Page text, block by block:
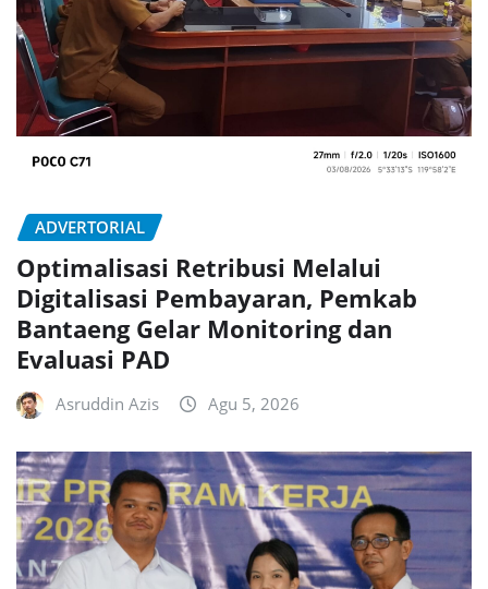
ADVERTORIAL
Optimalisasi Retribusi Melalui
Digitalisasi Pembayaran, Pemkab
Bantaeng Gelar Monitoring dan
Evaluasi PAD
Asruddin Azis Agu 5, 2026